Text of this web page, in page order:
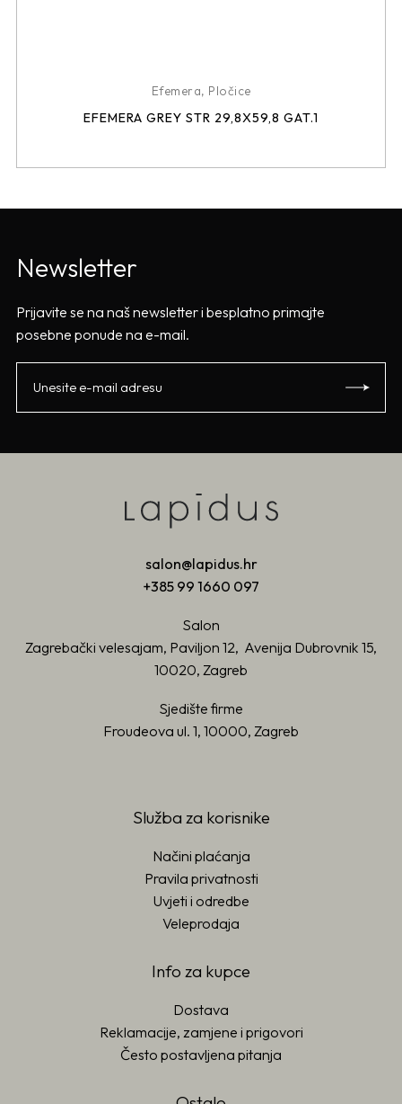
Efemera, Pločice
EFEMERA GREY STR 29,8X59,8 GAT.1
Newsletter
Prijavite se na naš newsletter i besplatno primajte
posebne ponude na e-mail.
salon@lapidus.hr
+385 99 1660 097
Salon
Zagrebački velesajam, Paviljon 12, Avenija Dubrovnik 15,
10020, Zagreb
Sjedište firme
Froudeova ul. 1, 10000, Zagreb
Služba za korisnike
Načini plaćanja
Pravila privatnosti
Uvjeti i odredbe
Veleprodaja
Info za kupce
Dostava
Reklamacije, zamjene i prigovori
Često postavljena pitanja